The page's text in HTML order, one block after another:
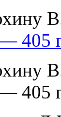
405
405